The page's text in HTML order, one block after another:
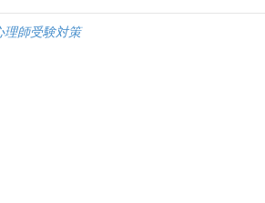
理師受験対策